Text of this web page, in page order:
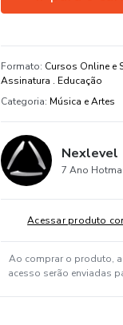
Estude do seu jeito e
dispositivo
Formato: Cursos Online e
Assinatura . Educação
Categoria: Música e Artes
Nexlevel
7 Ano
Acessar produto
Ao comprar o produto,
acesso serão enviadas